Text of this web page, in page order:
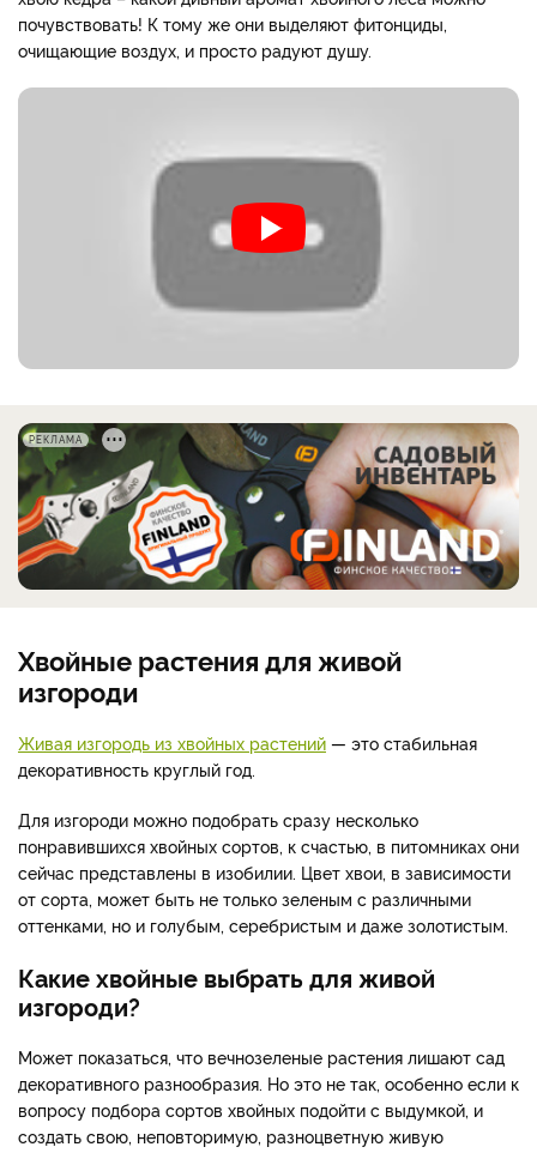
почувствовать! К тому же они выделяют фитонциды,
очищающие воздух, и просто радуют душу.
РЕКЛАМА
Хвойные растения для живой
изгороди
Живая изгородь из хвойных растений — это стабильная
декоративность круглый год.
Для изгороди можно подобрать сразу несколько
понравившихся хвойных сортов, к счастью, в питомниках они
сейчас представлены в изобилии. Цвет хвои, в зависимости
от сорта, может быть не только зеленым с различными
оттенками, но и голубым, серебристым и даже золотистым.
Какие хвойные выбрать для живой
изгороди?
Может показаться, что вечнозеленые растения лишают сад
декоративного разнообразия. Но это не так, особенно если к
вопросу подбора сортов хвойных подойти с выдумкой, и
создать свою, неповторимую, разноцветную живую